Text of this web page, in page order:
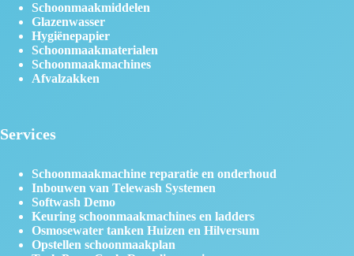
Schoonmaakmiddelen
Glazenwasser
Hygiënepapier
Schoonmaakmaterialen
Schoonmaakmachines
Afvalzakken
Services
Schoonmaakmachine reparatie en onderhoud
Inbouwen van Telewash Systemen
Softwash Demo
Keuring schoonmaakmachines en ladders
Osmosewater tanken Huizen en Hilversum
Opstellen schoonmaakplan